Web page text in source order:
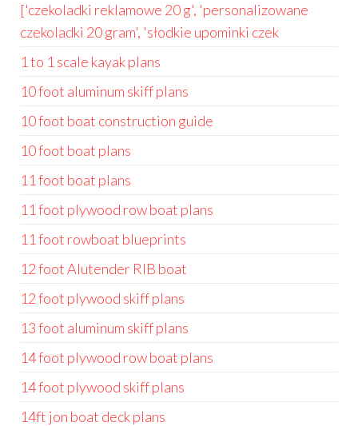
['czekoladki reklamowe 20 g', 'personalizowane
czekoladki 20 gram', 'słodkie upominki czek
1 to 1 scale kayak plans
10 foot aluminum skiff plans
10 foot boat construction guide
10 foot boat plans
11 foot boat plans
11 foot plywood row boat plans
11 foot rowboat blueprints
12 foot Alutender RIB boat
12 foot plywood skiff plans
13 foot aluminum skiff plans
14 foot plywood row boat plans
14 foot plywood skiff plans
14ft jon boat deck plans